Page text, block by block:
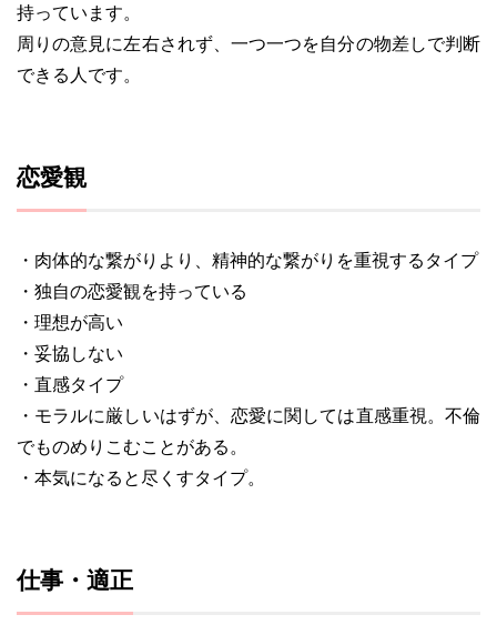
持っています。
周りの意見に左右されず、一つ一つを自分の物差しで判断
できる人です。
恋愛観
・肉体的な繋がりより、精神的な繋がりを重視するタイプ
・独自の恋愛観を持っている
・理想が高い
・妥協しない
・直感タイプ
・モラルに厳しいはずが、恋愛に関しては直感重視。不倫
でものめりこむことがある。
・本気になると尽くすタイプ。
仕事・適正